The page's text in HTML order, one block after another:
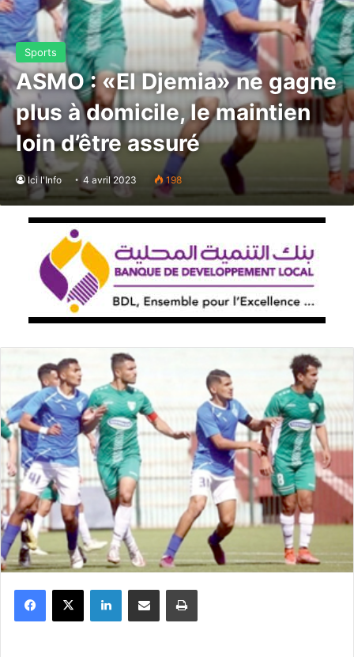
Sports
ASMO : «El Djemia» ne gagne
plus à domicile, le maintien
loin d’être assuré
Ici l'Info 4 avril 2023 198